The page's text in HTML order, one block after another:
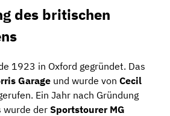
des britischen
1923 in Oxford gegründet. Das
Garage und wurde von Cecil
Ein Jahr nach Gründung
wurde der Sportstourer MG